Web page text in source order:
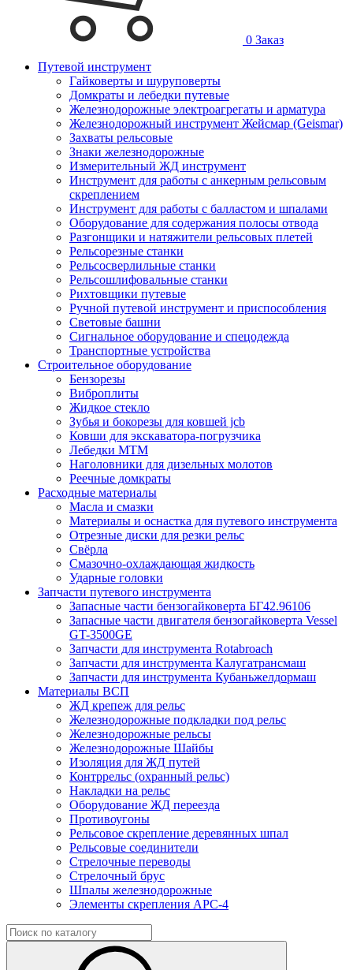
0 Заказ
Путевой инструмент
Гайковерты и шуруповерты
Домкраты и лебедки путевые
Железнодорожные электроагрегаты и арматура
Железнодорожный инструмент Жейсмар (Geismar)
Захваты рельсовые
Знаки железнодорожные
Измерительный ЖД инструмент
Инструмент для работы с анкерным рельсовым
скреплением
Инструмент для работы с балластом и шпалами
Оборудование для содержания полосы отвода
Разгонщики и натяжители рельсовых плетей
Рельсорезные станки
Рельсосверлильные станки
Рельсошлифовальные станки
Рихтовщики путевые
Ручной путевой инструмент и приспособления
Световые башни
Сигнальное оборудование и спецодежда
Транспортные устройства
Строительное оборудование
Бензорезы
Виброплиты
Жидкое стекло
Зубья и бокорезы для ковшей jcb
Ковши для экскаватора-погрузчика
Лебедки МТМ
Наголовники для дизельных молотов
Реечные домкраты
Расходные материалы
Масла и смазки
Материалы и оснастка для путевого инструмента
Отрезные диски для резки рельс
Свёрла
Смазочно-охлаждающая жидкость
Ударные головки
Запчасти путевого инструмента
Запасные части бензогайковерта БГ42.96106
Запасные части двигателя бензогайковерта Vessel
GT-3500GE
Запчасти для инструмента Rotabroach
Запчасти для инструмента Калугатрансмаш
Запчасти для инструмента Кубаньжелдормаш
Материалы ВСП
ЖД крепеж для рельс
Железнодорожные подкладки под рельс
Железнодорожные рельсы
Железнодорожные Шайбы
Изоляция для ЖД путей
Контррельс (охранный рельс)
Накладки на рельс
Оборудование ЖД переезда
Противоугоны
Рельсовое скрепление деревянных шпал
Рельсовые соединители
Стрелочные переводы
Стрелочный брус
Шпалы железнодорожные
Элементы скрепления АРС-4